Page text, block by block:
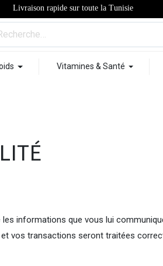
Livraison rapide sur toute la Tunisie
Vitamines & Santé
informations que vous lui
vos transactions seront traitées